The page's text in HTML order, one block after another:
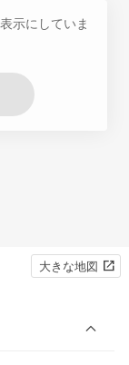
示にしていま
大きな地図